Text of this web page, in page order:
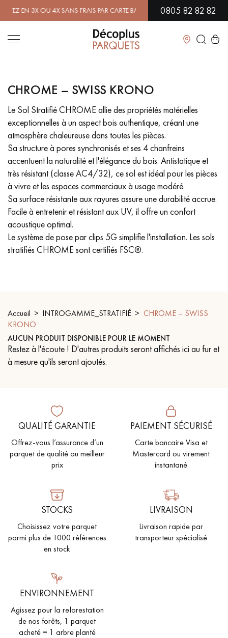
3X OU 4X SANS FRAIS PAR CARTE BANCAIRE.EN SAVOIR PLUS|
0805 82 82 82
Fermer
LES RECHERCHES LES PLUS COURANTES
PARQUET MASSIF
PARQUET CONTRECOLLÉ -
SOL PLAQUÉ BOIS VERITABLES PARQUETS À MOTIFS
PARQUET EN BOIS EXOTIQUE PARQUET VERNIS
PARQUET HUILÉ PARQUET EN BOIS BRUT
PARQUET VIEILLI PARQUET FUMÉ
Nos conseillers sont disponibles au
0805 82 82 82
VOUS AVEZ UN PROJET ?
Nos experts sont à votre disposition pour vous guider pas à
pas dans le choix et la pose de votre parquet.
Un expert Décoplus Parquets vous appelle
Demandez un rendez-vous personnalisé
CHROME – SWISS KRONO
Le Sol Stratifié CHROME allie des propriétés matérielles
exceptionnelles à un aspect bois authentique, créant une
atmosphère chaleureuse dans toutes les pièces.
Sa structure à pores synchronisés et ses 4 chanfreins
accentuent la naturalité et l'élégance du bois. Antistatique et
très résistant (classe AC4/32), ce sol est idéal pour les pièces
à vivre et les espaces commerciaux à usage modéré.
Sa surface résistante aux rayures assure une durabilité accrue.
Facile à entretenir et résistant aux UV, il offre un confort
acoustique optimal.
Le système de pose par clips 5G simplifie l'installation. Les sols
stratifiés CHROME sont certifiés FSC®.
Accueil INTROGAMME_STRATIFIÉ
CHROME – SWISS
KRONO
AUCUN PRODUIT DISPONIBLE POUR LE MOMENT
Restez à l'écoute ! D'autres produits seront affichés ici au fur et
à mesure qu'ils seront ajoutés.
QUALITÉ GARANTIE
Offrez-vous l’assurance d’un
parquet de qualité au meilleur
prix
PAIEMENT SÉCURISÉ
Carte bancaire Visa et
Mastercard ou virement
instantané
STOCKS
Choisissez votre parquet
parmi plus de 1000 références
en stock
LIVRAISON
Livraison rapide par
transporteur spécialisé
ENVIRONNEMENT
Agissez pour la reforestation
de nos forêts, 1 parquet
acheté = 1 arbre planté